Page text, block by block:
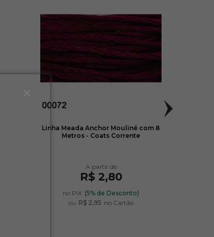
Linha Meada Anchor Mouliné com 8
Metros - Coats Corrente
R$ 2,80
no PIX (5% de Desconto)
ou R$ 2,95 no Cartão